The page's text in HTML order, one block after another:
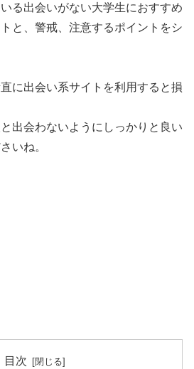
る出会いがない大学生におすすめ
と、警戒、注意するポイントをシ
に出会い系サイトを利用すると損
出会わないようにしっかりと良い
いね。
目次